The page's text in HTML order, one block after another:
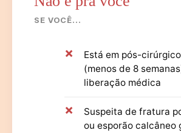
SE VOCÊ...
Está em pós-
(menos de 8
liberação médica
Suspeita de fratura
ou esporão calcâneo